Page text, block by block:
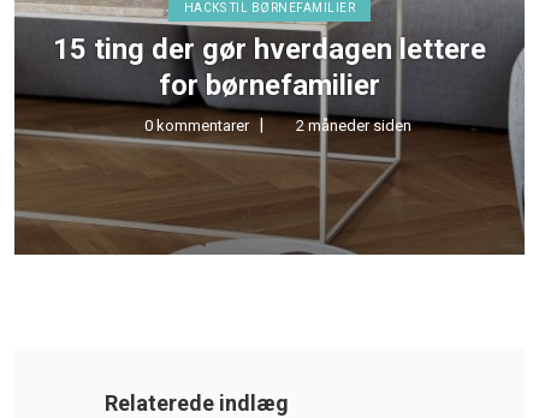
HACKS TIL BØRNEFAMILIER
15 ting der gør hverdagen lettere
for børnefamilier
0 kommentarer 2 måneder siden
Relaterede indlæg